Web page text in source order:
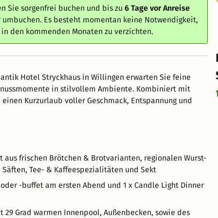
Sie sorgenfrei buchen und bis zu6 Tage vor Anreise
Es besteht momentan keine Notwendigkeit,
den kommenden Monaten zu verzichten.
Hotel Stryckhaus in Willingen erwarten Sie feine
in stilvollem Ambiente. Kombiniert mit
Kurzurlaub voller Geschmack, Entspannung und
frischen Brötchen & Brotvarianten, regionalen Wurst-
Tee- & Kaffeespezialitäten und Sekt
-buffet am ersten Abend und 1 x Candle Light Dinner
Grad warmen Innenpool, Außenbecken, sowie des